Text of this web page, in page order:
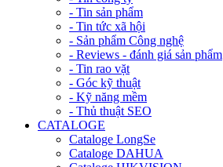
- Tin sản phẩm
- Tin tức xã hội
- Sản phẩm Công nghệ
- Reviews - đánh giá sản phẩm
- Tin rao vặt
- Góc kỹ thuật
- Kỹ năng mềm
- Thủ thuật SEO
CATALOGE
Cataloge LongSe
Cataloge DAHUA